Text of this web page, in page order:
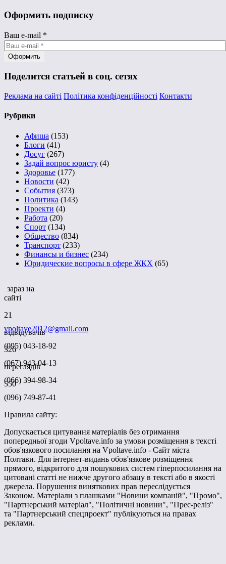
Оформить подписку
Ваш e-mail *
Поделится статьей в соц. сетях
Реклама на сайті Політика конфіденційності Контакти
Рубрики
Афиша (153)
Блоги (41)
Досуг (267)
Задай вопрос юристу (4)
Здоровье (177)
Новости (42)
События (373)
Политика (143)
Проекти (4)
Работа (20)
Спорт (134)
Общество (834)
Транспорт (233)
Финансы и бизнес (234)
Юридические вопросы в сфере ЖКХ (65)
зараз на
сайті
21
відвідувачів
326
переглядів
550
vpoltave2012@gmail.com
(095) 043-18-92
(067) 943-04-13
(066) 394-98-34
(096) 749-87-41
Правила сайту:
Допускається цитування матеріалів без отримання
попередньої згоди Vpoltave.info за умови розміщення в тексті
обов'язкового посилання на Vpoltave.info - Сайт міста
Полтави. Для інтернет-видань обов'язкове розміщення
прямого, відкритого для пошукових систем гіперпосилання на
цитовані статті не нижче другого абзацу в тексті або в якості
джерела. Порушення виняткових прав переслідується
Законом. Матеріали з плашками "Новини компаній", "Промо",
"Партнерський матеріал", "Політичні новини", "Прес-реліз"
та "Партнерський спецпроект" публікуються на правах
реклами.